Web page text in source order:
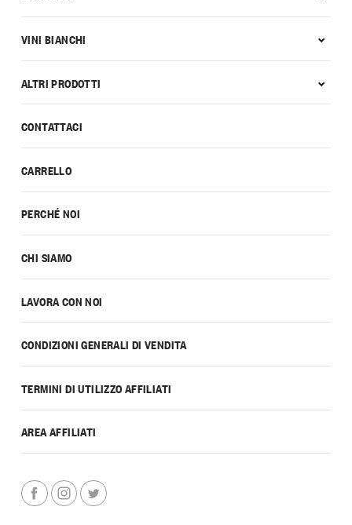
CONTATTACI
CARRELLO
PERCHÉ NOI
CHI SIAMO
LAVORA CON NOI
CONDIZIONI GENERALI DI VENDITA
TERMINI DI UTILIZZO AFFILIATI
AREA AFFILIATI
VINI BIANCHI
ALTRI PRODOTTI